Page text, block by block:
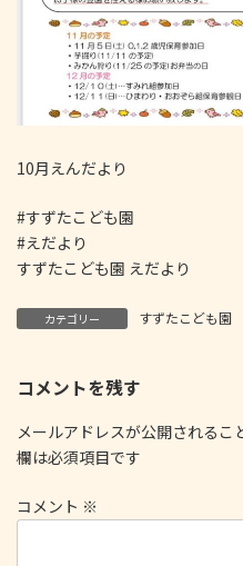
10月えんだより
#すずたこども園
#えだより
すずたこども園 えだより
カテゴリー すずたこども園
コメントを残す
メールアドレスが公開されるこ
欄は必須項目です
コメント ※